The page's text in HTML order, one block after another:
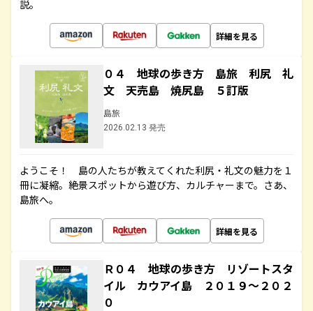
説。
詳細を見る
０４ 地球の歩き方 島旅 利尻 礼
文 天売島 焼尻島 ５訂版
島旅
2026.02.13 発売
ようこそ！ 島の人たちが教えてくれた利尻・礼文の魅力を１
冊に凝縮。絶景スポットから遊び方、カルチャーまで。さあ、
島旅へ。
詳細を見る
Ｒ０４ 地球の歩き方 リゾートスタ
イル カウアイ島 ２０１９～２０２
０